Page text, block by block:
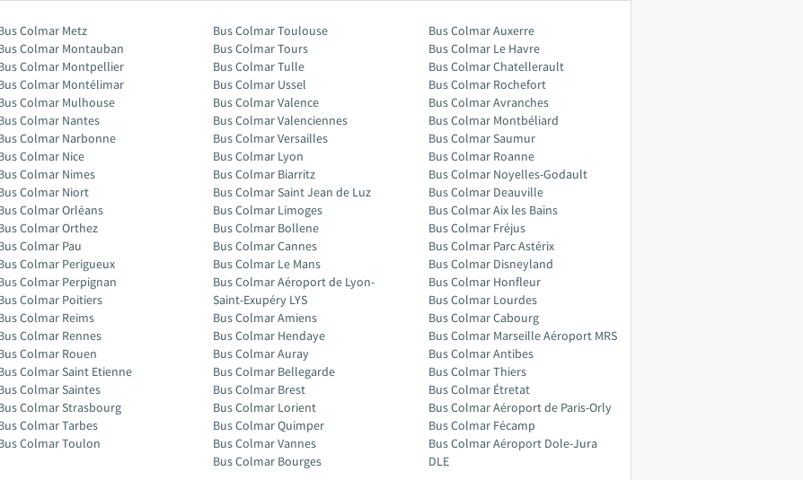
Colmar Metz
Colmar Montauban
Colmar Montpellier
Colmar Montélimar
Colmar Mulhouse
Colmar Nantes
Colmar Narbonne
Colmar Nice
Colmar Nimes
Colmar Niort
Colmar Orléans
Colmar Orthez
Colmar Pau
Colmar Perigueux
Colmar Perpignan
Colmar Poitiers
Colmar Reims
Colmar Rennes
Colmar Rouen
Colmar Saint Etienne
Colmar Saintes
Colmar Strasbourg
Colmar Tarbes
Colmar Toulon
Bus Colmar Toulouse
Bus Colmar Tours
Bus Colmar Tulle
Bus Colmar Ussel
Bus Colmar Valence
Bus Colmar Valenciennes
Bus Colmar Versailles
Bus Colmar Lyon
Bus Colmar Biarritz
Bus Colmar Saint Jean de Luz
Bus Colmar Limoges
Bus Colmar Bollene
Bus Colmar Cannes
Bus Colmar Le Mans
Bus Colmar Aéroport de Lyon-
Saint-Exupéry LYS
Bus Colmar Amiens
Bus Colmar Hendaye
Bus Colmar Auray
Bus Colmar Bellegarde
Bus Colmar Brest
Bus Colmar Lorient
Bus Colmar Quimper
Bus Colmar Vannes
Bus Colmar Bourges
Bus Colmar Auxerre
Bus Colmar Le Havre
Bus Colmar Chatellerault
Bus Colmar Rochefort
Bus Colmar Avranches
Bus Colmar Montbéliard
Bus Colmar Saumur
Bus Colmar Roanne
Bus Colmar Noyelles-Godault
Bus Colmar Deauville
Bus Colmar Aix les Bains
Bus Colmar Fréjus
Bus Colmar Parc Astérix
Bus Colmar Disneyland
Bus Colmar Honfleur
Bus Colmar Lourdes
Bus Colmar Cabourg
Bus Colmar Marseille Aéroport MRS
Bus Colmar Antibes
Bus Colmar Thiers
Bus Colmar Étretat
Bus Colmar Aéroport de Paris-Orly
Bus Colmar Fécamp
Bus Colmar Aéroport Dole-Jura
DLE